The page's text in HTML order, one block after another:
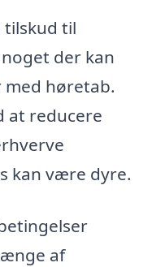
tilskud til
der kan
høretab.
at reducere
kan være dyre.
af